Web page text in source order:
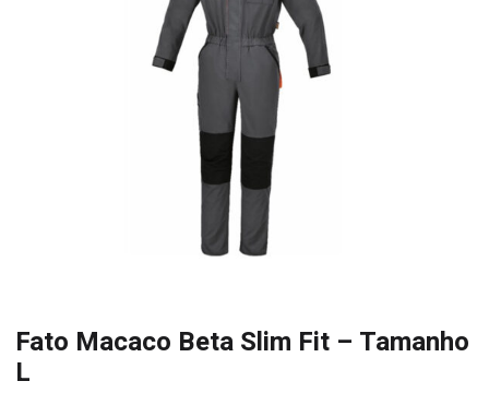
Fato Macaco Beta Slim Fit – Tamanho
L